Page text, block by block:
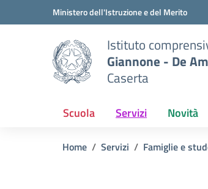
Vai ai contenuti
Vai al menu di navigazioneMinistero dell'Istruzione e del Merito
Istituto
Giannone - De
Caserta
Scuola Servizi Novità
Home Servizi Famiglie e